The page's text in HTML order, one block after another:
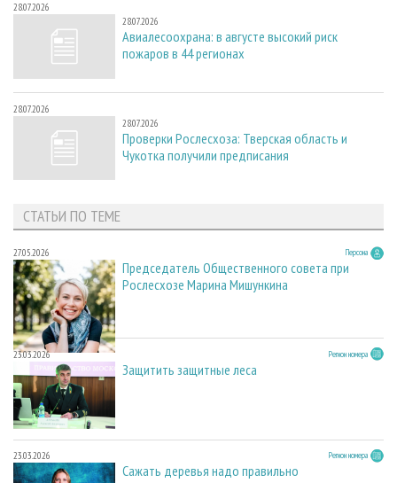
28.07.2026
28.07.2026
Авиалесоохрана: в августе высокий риск
пожаров в 44 регионах
28.07.2026
28.07.2026
Проверки Рослесхоза: Тверская область и
Чукотка получили предписания
СТАТЬИ ПО ТЕМЕ
27.05.2026 Персона
Председатель Общественного совета при
Рослесхозе Марина Мишункина
23.03.2026 Регион номера
Защитить защитные леса
23.03.2026 Регион номера
Сажать деревья надо правильно